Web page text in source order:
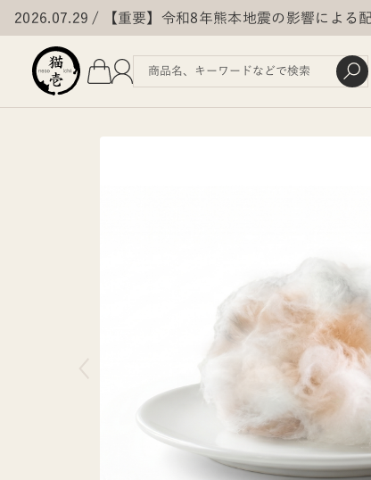
2026.07.29 【重要】令和8年熊本地震の影響による